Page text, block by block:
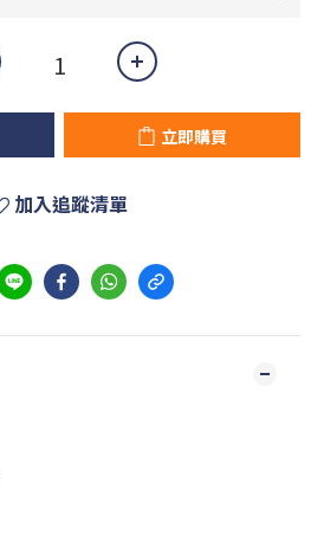
立即購買
加入追蹤清單